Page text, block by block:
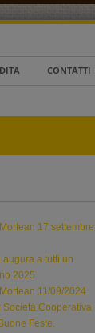
CONTATTI
17 settembre
augura a tutti un
2025
11/09/2024
Società Cooperativa
Feste.